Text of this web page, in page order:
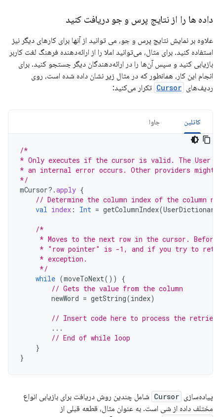
داده ها را از نتایج پرس و جو دریافت کنید
علاوه بر نمایش نتایج پرس و جو، می توانید از آنها برای کارهای دیگر نیز
استفاده کنید. برای مثال، می‌توانید املا را از ارائه‌دهنده فرهنگ لغت کاربر
بازیابی کنید و سپس آن‌ها را در ارائه‌دهندگان دیگر جستجو کنید. برای
انجام این کار، همانطور که در مثال زیر نشان داده شده است، روی
ردیف‌های Cursor تکرار می‌کنید:
کاتلین جاوا
/*
* Only executes if the cursor is valid. The User
* an internal error occurs. Other providers might
*/
mCursor?.apply {
// Determine the column index of the column
val index : Int = getColumnIndex(UserDictionary
/*
* Moves to the next row in the cursor.
* "row pointer" is -1, and if you try to
     * exception.
     */
while (moveToNext())
{
// Gets the value from the column
newWord = getString(index)
// Insert code here to process the
...
// End of while loop
}
}
پیاده‌سازی Cursor شامل چندین روش دریافت برای بازیابی انواع
مختلف داده از شی است. به عنوان مثال، قطعه قبلی از